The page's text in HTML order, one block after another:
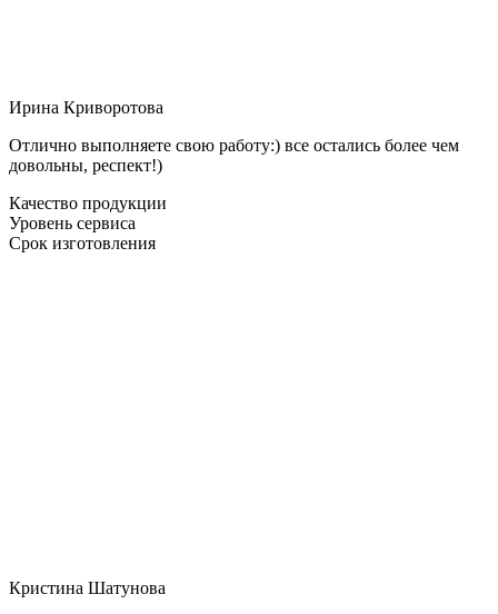
Ирина Криворотова
Отлично выполняете свою работу:) все остались более чем
довольны, респект!)
Качество продукции
Уровень сервиса
Срок изготовления
Кристина Шатунова